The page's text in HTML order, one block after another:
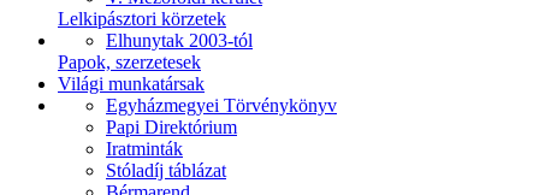
Lelkipásztori körzetek
Elhunytak 2003-tól
Papok, szerzetesek
Világi munkatársak
Egyházmegyei Törvénykönyv
Papi Direktórium
Iratminták
Stóladíj táblázat